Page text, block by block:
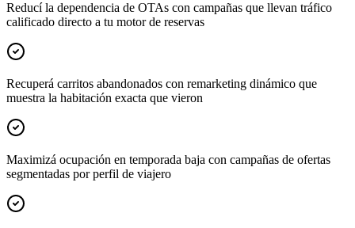
Reducí la dependencia de OTAs con campañas que llevan tráfico
calificado directo a tu motor de reservas
Recuperá carritos abandonados con remarketing dinámico que
muestra la habitación exacta que vieron
Maximizá ocupación en temporada baja con campañas de ofertas
segmentadas por perfil de viajero